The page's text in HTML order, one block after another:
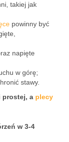
takiej jak
powinny być
napięte
w górę;
stawy.
prostej, a plecy
w 3-4